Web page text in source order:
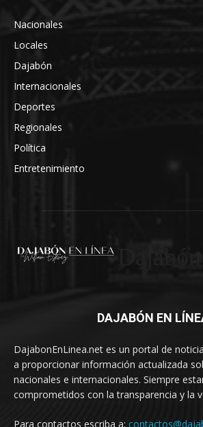
Nacionales
Locales
Dajabón
Internacionales
Deportes
Regionales
Política
Entretenimiento
DAJABÓN EN
DajabonEnLinea.net es un portal de
a proporcionar información actualizada
nacionales e internacionales. Siempre
comprometidos con la transparencia y la
Para contactos escriba a: